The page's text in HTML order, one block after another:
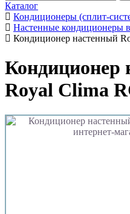
Каталог
Кондиционеры (сплит-
Настенные кондиционеры
Кондиционер настенный
Кондиционер
Royal Clima